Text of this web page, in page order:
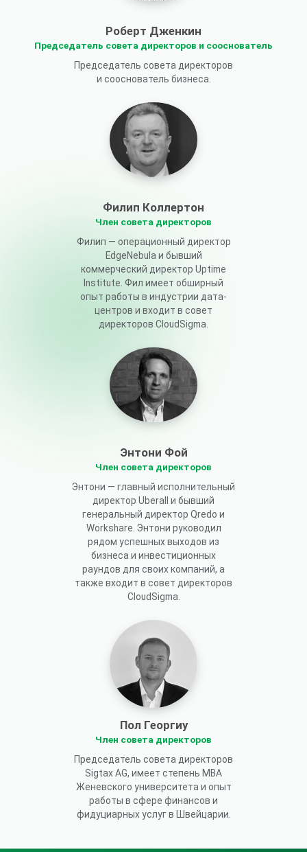
Роберт Дженкин
Председатель совета директоров и сооснователь
Председатель совета директоров
и сооснователь бизнеса.
Филип Коллертон
Член совета директоров
Филип — операционный директор
EdgeNebula и бывший
коммерческий директор Uptime
Institute. Фил имеет обширный
опыт работы в индустрии дата-
центров и входит в совет
директоров CloudSigma.
Энтони Фой
Член совета директоров
Энтони — главный исполнительный
директор Uberall и бывший
генеральный директор Qredo и
Workshare. Энтони руководил
рядом успешных выходов из
бизнеса и инвестиционных
раундов для своих компаний, а
также входит в совет директоров
CloudSigma.
Пол Георгиу
Член совета директоров
Председатель совета директоров
Sigtax AG, имеет степень MBA
Женевского университета и опыт
работы в сфере финансов и
фидуциарных услуг в Швейцарии.